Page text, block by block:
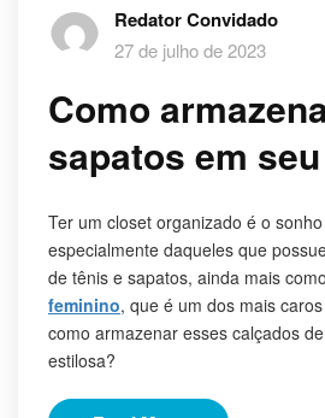
Redator Convidado
27 de julho de 2023
Como
sapatos em
Ter um closet organizado é o
especialmente daqueles que
de tênis e sapatos, ainda mais
feminino, que é um dos mais
como armazenar esses calçados
estilosa?